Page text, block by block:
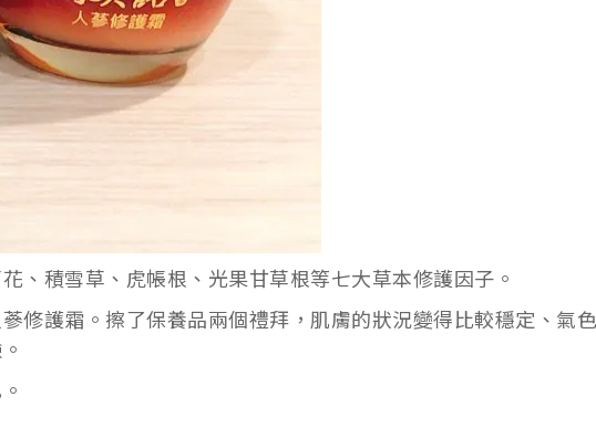
、積雪草、虎帳根、光果甘草根等七大草本修護因子。
修護霜。擦了保養品兩個禮拜，肌膚的狀況變得比較穩定、氣